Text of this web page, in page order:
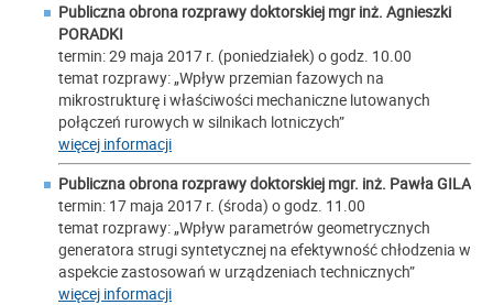
Publiczna obrona rozprawy doktorskiej mgr inż. Agnieszki
PORADKI
termin: 29 maja 2017 r. (poniedziałek) o godz. 10.00
temat rozprawy: „Wpływ przemian fazowych na
mikrostrukturę i właściwości mechaniczne lutowanych
połączeń rurowych w silnikach lotniczych”
więcej informacji
Publiczna obrona rozprawy doktorskiej mgr. inż. Pawła GILA
termin: 17 maja 2017 r. (środa) o godz. 11.00
temat rozprawy: „Wpływ parametrów geometrycznych
generatora strugi syntetycznej na efektywność chłodzenia w
aspekcie zastosowań w urządzeniach technicznych”
więcej informacji